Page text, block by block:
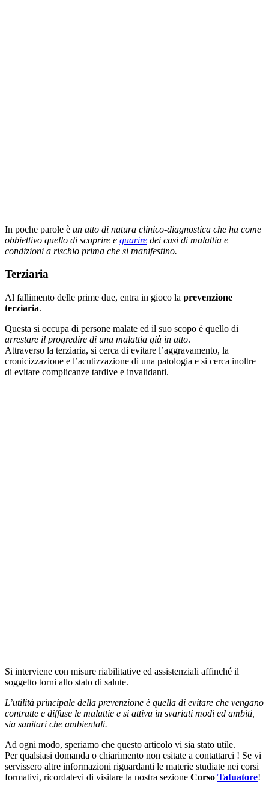
In poche parole è un atto di natura clinico-diagnostica che ha come
obbiettivo quello di scoprire e guarire dei casi di malattia e
condizioni a rischio prima che si manifestino.
Terziaria
Al fallimento delle prime due, entra in gioco la prevenzione
terziaria.
Questa si occupa di persone malate ed il suo scopo è quello di
arrestare il progredire di una malattia già in atto.
Attraverso la terziaria, si cerca di evitare l’aggravamento, la
cronicizzazione e l’acutizzazione di una patologia e si cerca inoltre
di evitare complicanze tardive e invalidanti.
Si interviene con misure riabilitative ed assistenziali affinché il
soggetto torni allo stato di salute.
L’utilità principale della prevenzione è quella di evitare che vengano
contratte e diffuse le malattie e si attiva in svariati modi ed ambiti,
sia sanitari che ambientali.
Ad ogni modo, speriamo che questo articolo vi sia stato utile.
Per qualsiasi domanda o chiarimento non esitate a contattarci ! Se vi
servissero altre informazioni riguardanti le materie studiate nei corsi
formativi, ricordatevi di visitare la nostra sezione Corso Tatuatore!